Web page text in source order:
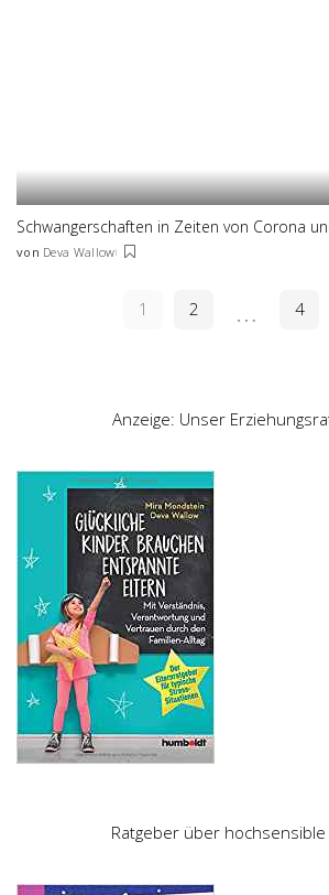
Schwangerschaften in Zeiten von Corona
Posted
von Deva Wallow
1 2 … 4
Anzeige: Unser
Ratgeber über hochsensible